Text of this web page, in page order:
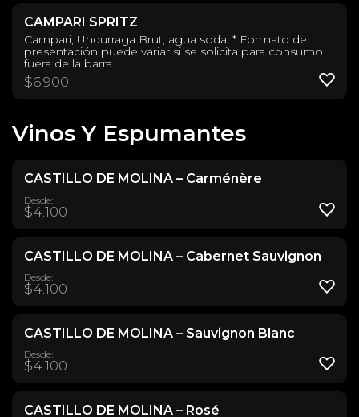
CAMPARI SPRITZ
Campari, Undurraga Brut, agua soda. * Formato de
presentación puede variar si se solicita para consumo
fuera de la barra.
$6.900
Vinos Y Espumantes
CASTILLO DE MOLINA – Carménère
Desde:
$4.100
CASTILLO DE MOLINA – Cabernet Sauvignon
Desde:
$4.100
CASTILLO DE MOLINA – Sauvignon Blanc
Desde:
$4.100
CASTILLO DE MOLINA – Rosé